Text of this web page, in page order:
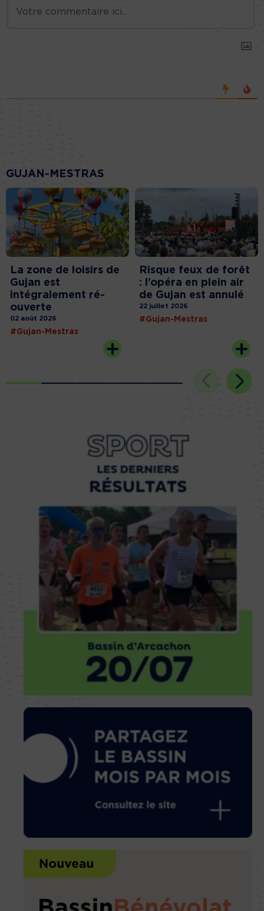
GUJAN-MESTRAS
La zone de loisirs de
Gujan est
intégralement ré-
ouverte
02 août 2026
#Gujan-Mestras
Risque feux de forêt
: l’opéra en plein air
de Gujan est annulé
22 juillet 2026
#Gujan-Mestras